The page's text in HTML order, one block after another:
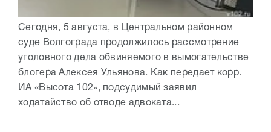
Сегодня, 5 августа, в Центральном районном
суде Волгограда продолжилось рассмотрение
уголовного дела обвиняемого в вымогательстве
блогера Алексея Ульянова. Как передает корр.
ИА «Высота 102», подсудимый заявил
ходатайство об отводе адвоката...